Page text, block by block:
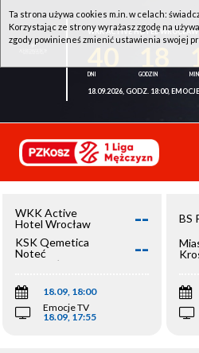
WKK ACTIVE HOTEL
18.09.2026, GODZ. 18:00,
WKK Active
Hotel Wrocław
--
KSK Qemetica
Noteć
Inowrocław
--
18.09, 18:00
Emocje TV
18.09, 17:55
BS
Ta strona używa cookies m.in. w celach:
Korzystając ze strony wyrażasz zgodę na
zgody powinieneś zmienić ustawienia swojej